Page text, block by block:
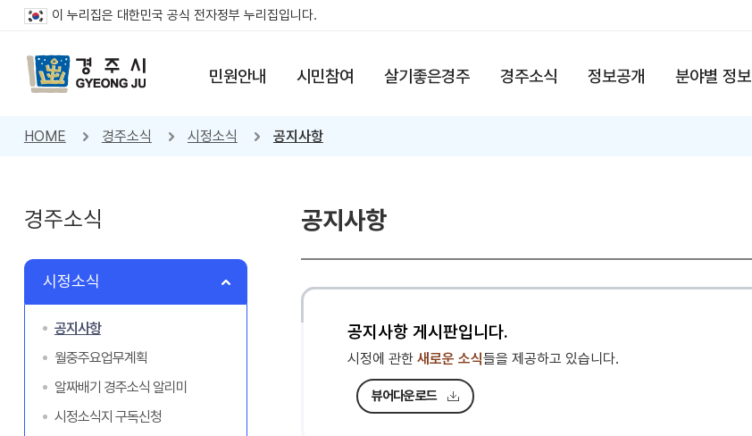
이 누리집은 대한민국 공식 전자정부 누리집입니다.
민원안내 시민참여 살기좋은경주 경주소식 정보공개 분야별 정보
HOME 경주소식 시정소식 공지사항
경주소식
시정소식
공지사항
월중주요업무계획
알짜배기 경주소식 알리미
시정소식지 구독신청
공지사항
공지사항 게시판입니다.
시정에 관한새로운 소식들을 제공하고 있습니다.
뷰어다운로드